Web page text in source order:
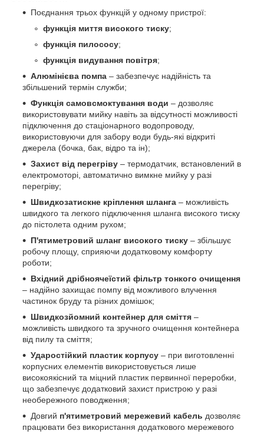
Поєднання трьох функцій у одному пристрої:
функція миття високого тиску;
функція пилососу;
функція видування повітря;
Алюмінієва помпа – забезпечує надійність та
збільшений термін служби;
Функція самовсмоктування води – дозволяє
використовувати мийку навіть за відсутності можливості
підключення до стаціонарного водопроводу,
використовуючи для забору води будь-які відкриті
джерела (бочка, бак, відро та ін);
Захист від перегріву – термодатчик, встановлений в
електромоторі, автоматично вимкне мийку у разі
перегріву;
Швидкозатискне кріплення шланга – можливість
швидкого та легкого підключення шланга високого тиску
до пістолета одним рухом;
П'ятиметровий шланг високого тиску – збільшує
робочу площу, сприяючи додатковому комфорту
роботи;
Вхідний дрібноячеїстий фільтр тонкого очищення
– надійно захищає помпу від можливого влучення
частинок бруду та різних домішок;
Швидкозйомний контейнер для сміття –
можливість швидкого та зручного очищення контейнера
від пилу та сміття;
Ударостійкий пластик корпусу – при виготовленні
корпусних елементів використовується лише
високоякісний та міцний пластик первинної переробки,
що забезпечує додатковий захист пристрою у разі
необережного поводження;
Довгий п'ятиметровий мережевий кабель дозволяє
працювати без використання додаткового мережевого